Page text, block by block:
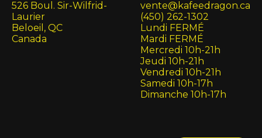
526 Boul. Sir-Wilfrid-
Laurier
Beloeil, QC
Canada
vente@kafeedragon.ca
(450) 262-1302
Lundi FERMÉ
Mardi FERMÉ
Mercredi 10h-21h
Jeudi 10h-21h
Vendredi 10h-21h
Samedi 10h-17h
Dimanche 10h-17h
English (US)